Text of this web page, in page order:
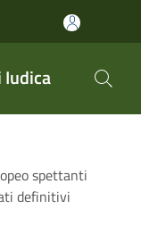
Iudica
spettanti
definitivi